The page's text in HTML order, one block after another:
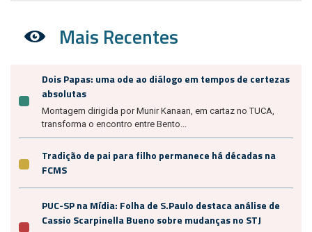
Mais Recentes
Dois Papas: uma ode ao diálogo em tempos de certezas
absolutas
Montagem dirigida por Munir Kanaan, em cartaz no TUCA,
transforma o encontro entre Bento...
Tradição de pai para filho permanece há décadas na
FCMS
PUC-SP na Mídia: Folha de S.Paulo destaca análise de
Cassio Scarpinella Bueno sobre mudanças no STJ